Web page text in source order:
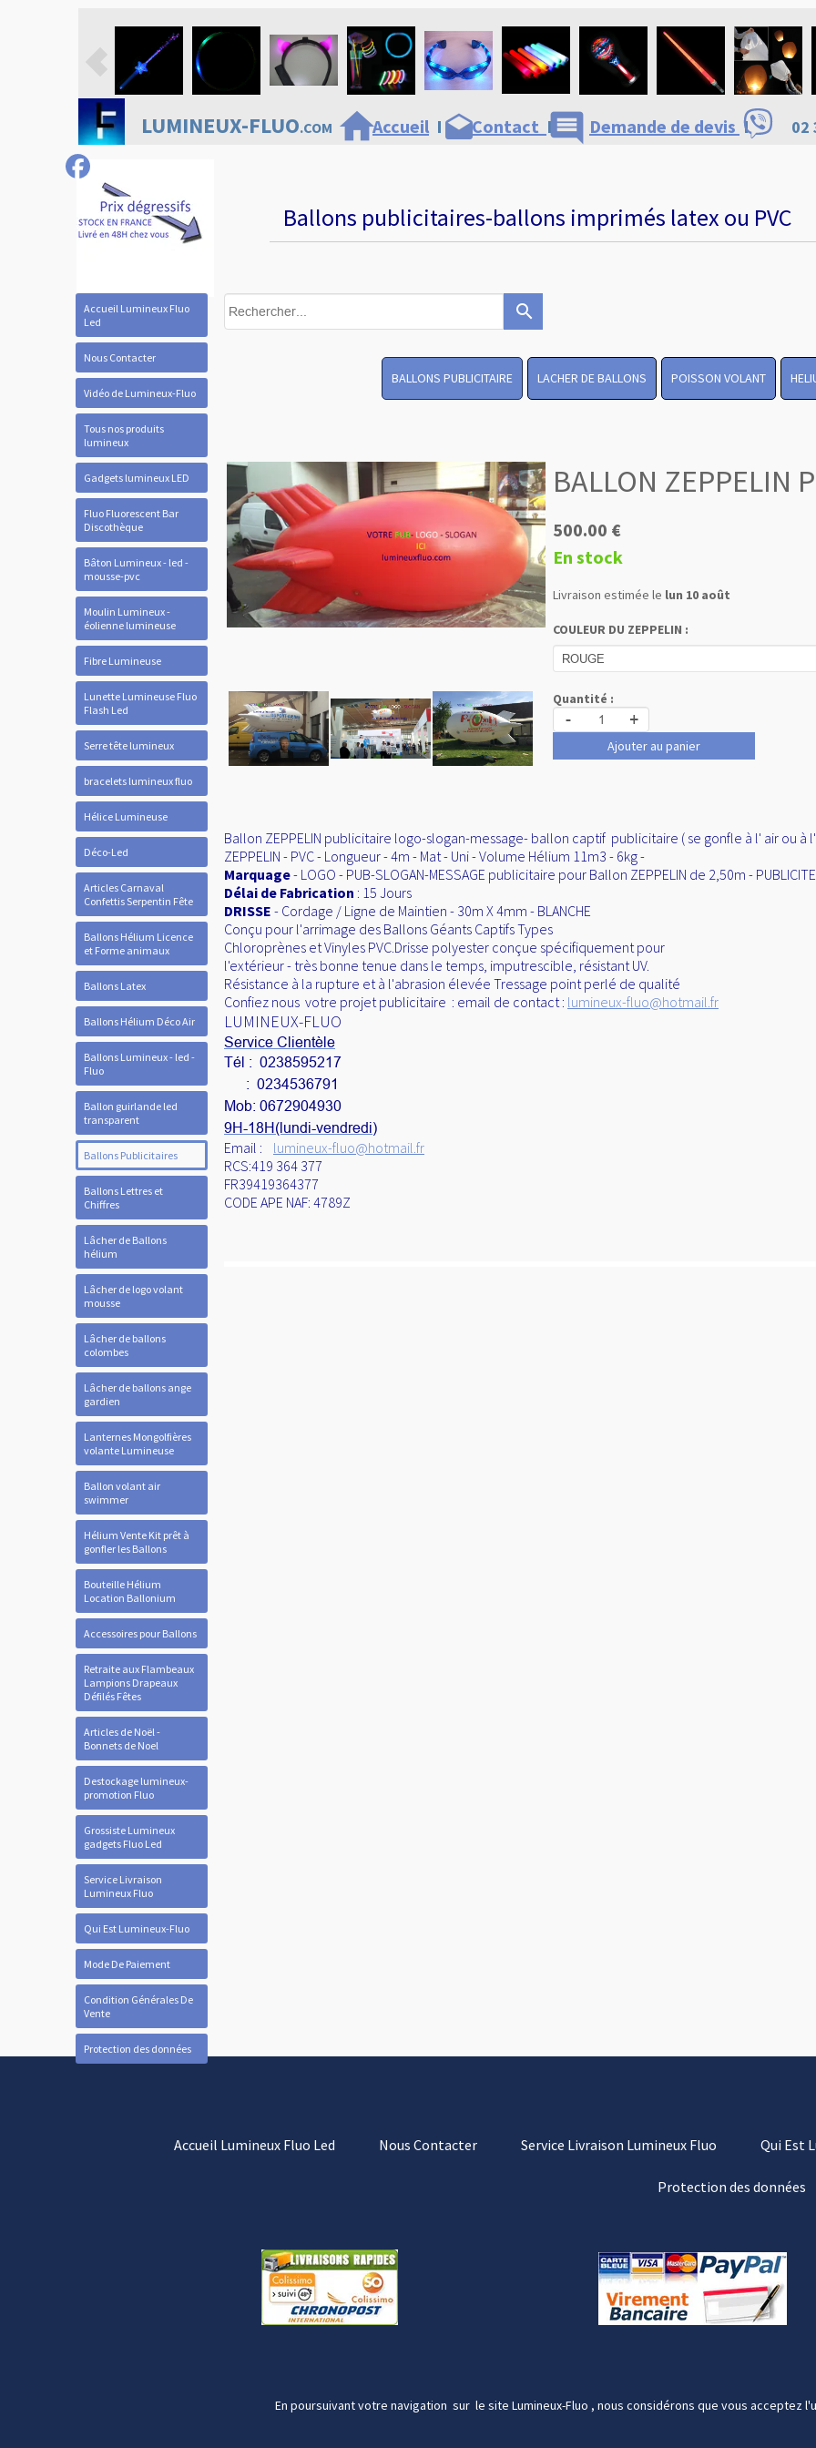
Accueil Lumineux Fluo
Led
Nous Contacter
Vidéo de Lumineux-Fluo
Tous nos produits
lumineux
Gadgets lumineux LED
Fluo Fluorescent Bar
Discothèque
Bâton Lumineux - led -
mousse-pvc
Moulin Lumineux -
éolienne lumineuse
Fibre Lumineuse
Lunette Lumineuse Fluo
Flash Led
Serre tête lumineux
bracelets lumineux fluo
Hélice Lumineuse
Déco-Led
Articles Carnaval
Confettis Serpentin Fête
Ballons Hélium Licence
et Forme animaux
Ballons Latex
Ballons Hélium Déco Air
Ballons Lumineux - led -
Fluo
Ballon guirlande led
transparent
Ballons Publicitaires
Ballons Lettres et
Chiffres
Lâcher de Ballons
hélium
Lâcher de logo volant
mousse
Lâcher de ballons
colombes
Lâcher de ballons ange
gardien
Lanternes Mongolfières
volante Lumineuse
Ballon volant air
swimmer
Hélium Vente Kit prêt à
gonfler les Ballons
Bouteille Hélium
Location Ballonium
Accessoires pour Ballons
Retraite aux Flambeaux
Lampions Drapeaux
Défilés Fêtes
Articles de Noël -
Bonnets de Noel
Destockage lumineux-
promotion Fluo
Grossiste Lumineux
gadgets Fluo Led
Service Livraison
Lumineux Fluo
Qui Est Lumineux-Fluo
Mode De Paiement
Condition Générales De
Vente
Protection des données
LUMINEUX-FLUO.COM Accueil IContact I Demande de devis I 02
drafts comment
home
Accueil Lumineux Fluo Led Nous Contacter Service Livraison Lumineux Fluo Qui Est
Protection des données
En poursuivant votre navigation sur le site Lumineux-Fluo , nous considérons que vous acceptez
Ballons publicitaires-ballons imprimés latex ou PVC
search
BALLONS PUBLICITAIRE LACHER DE BALLONS POISSON VOLANT
BALLON ZEPPELIN
500.00 €
En stock
Livraison estimée le lun 10 août
COULEUR DU ZEPPELIN :
Quantité :
- +
Ajouter au panier
Ballon ZEPPELIN publicitaire logo-slogan-message- ballon captif publicitaire ( se gonfle à l' air ou à
ZEPPELIN - PVC - Longueur - 4m - Mat - Uni - Volume Hélium 11m3 - 6kg -
Marquage- LOGO - PUB-SLOGAN-MESSAGE publicitaire pour Ballon ZEPPELIN de 2,50m - PUBLICITE
Délai de Fabrication : 15 Jours
DRISSE - Cordage / Ligne de Maintien - 30m X 4mm - BLANCHE
Conçu pour l'arrimage des Ballons Géants Captifs Types
Chloroprènes et Vinyles PVC.Drisse polyester conçue spécifiquement pour
l'extérieur - très bonne tenue dans le temps, imputrescible, résistant UV.
Résistance à la rupture et à l'abrasion élevée Tressage point perlé de qualité
Confiez nous votre projet publicitaire : email de contact : lumineux-fluo@hotmail.fr
LUMINEUX-FLUO
Service Clientèle
Tél : 0238595217
: 0234536791
Mob: 0672904930
9H-18H(lundi-vendredi)
Email : lumineux-fluo@hotmail.fr
RCS:419 364 377
FR39419364377
CODE APE NAF: 4789Z